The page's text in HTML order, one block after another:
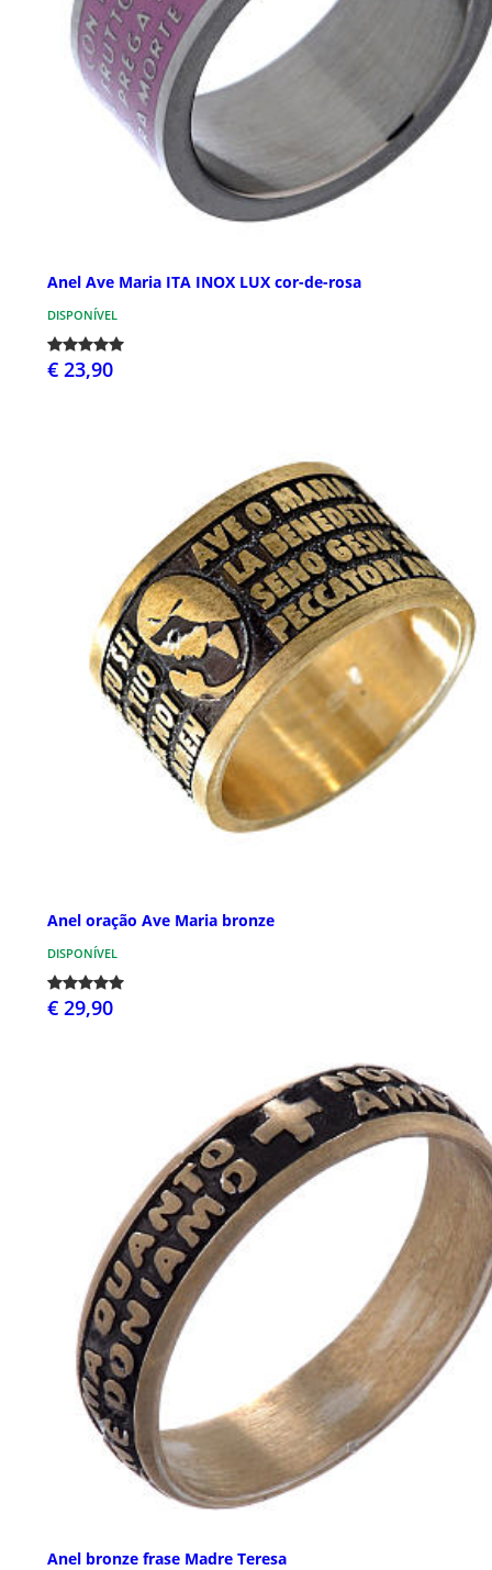
Anel Ave Maria ITA INOX LUX cor-de-rosa
DISPONÍVEL
€ 23,90
Anel oração Ave Maria bronze
DISPONÍVEL
€ 29,90
Anel bronze frase Madre Teresa